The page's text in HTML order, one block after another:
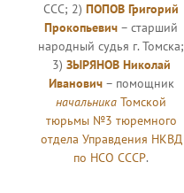
ССС; 2)ПОПОВ Григорий
Прокопьевич – старший
народный судья г. Томска;
3) ЗЫРЯНОВ Николай
Иванович– помощник
начальника Томской
тюрьмы №3 тюремного
отдела Управдения НКВД
по НСО СССР.